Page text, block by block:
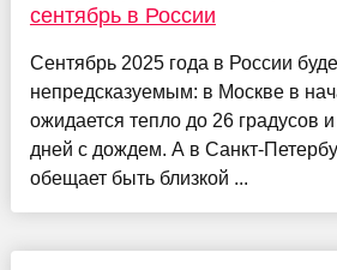
сентябрь в России
Сентябрь 2025 года в России
непредсказуемым: в Москве в
ожидается тепло до 26 градусов
дней с дождем. А в Санкт-
обещает быть близкой ...